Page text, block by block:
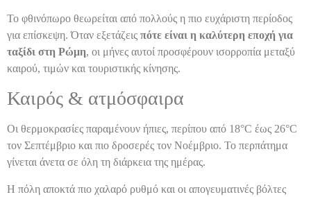
Το φθινόπωρο θεωρείται από πολλούς η πιο ευχάριστη περίοδος
για επίσκεψη. Όταν εξετάζεις πότε είναι η καλύτερη εποχή για
ταξίδι στη Ρώμη, οι μήνες αυτοί προσφέρουν ισορροπία μεταξύ
καιρού, τιμών και τουριστικής κίνησης.
Καιρός & ατμόσφαιρα
Οι θερμοκρασίες παραμένουν ήπιες, περίπου από 18°C έως 26°C
τον Σεπτέμβριο και πιο δροσερές τον Νοέμβριο. Το περπάτημα
γίνεται άνετα σε όλη τη διάρκεια της ημέρας.
Η πόλη αποκτά πιο χαλαρό ρυθμό και οι απογευματινές βόλτες